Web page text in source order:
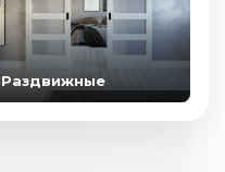
Раздвижные